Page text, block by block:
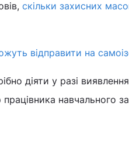
скільки захисних
відправити на
діяти у разі виявлення
навчального